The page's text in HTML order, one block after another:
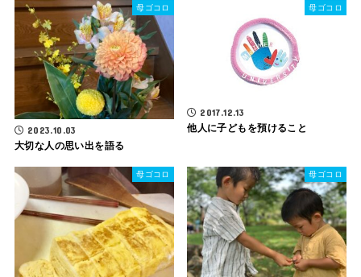
母ゴコロ
2023.10.03
大切な人の思い出を語る
母ゴコロ
2017.12.13
他人に子どもを預けること
母ゴコロ 母ゴコロ